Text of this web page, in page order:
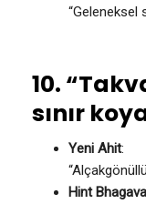
“Geleneksel
10.
sınır
Yeni Ahit:
Hint